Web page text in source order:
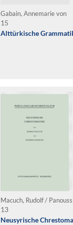
Gabain, Annemarie von
15
Alttürkische
Macuch, Rudolf /
13
Neusyrische